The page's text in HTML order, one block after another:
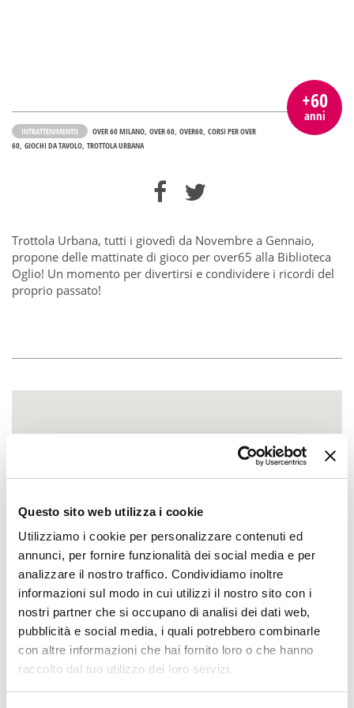
Questo sito web utilizza i cookie
Utilizziamo i cookie per personalizzare contenuti ed
annunci, per fornire funzionalità dei social media e per
analizzare il nostro traffico. Condividiamo inoltre
informazioni sul modo in cui utilizzi il nostro sito con i
nostri partner che si occupano di analisi dei dati web,
pubblicità e social media, i quali potrebbero combinarle
con altre informazioni che hai fornito loro o che hanno
raccolto dal tuo utilizzo dei loro servizi.
+60
anni
INTRATTENIMENTO OVER 60 MILANO OVER 60 OVER60 CORSI PER OVER
60 GIOCHI DA TAVOLO TROTTOLA URBANA
Trottola Urbana, tutti i giovedì da Novembre a Gennaio,
propone delle mattinate di gioco per over65 alla Biblioteca
Oglio! Un momento per divertirsi e condividere i ricordi del
proprio passato!